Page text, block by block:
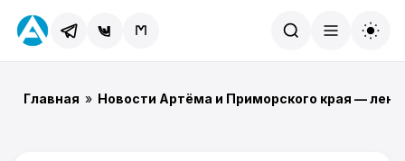
Главная » Новости Артёма и Приморского края —